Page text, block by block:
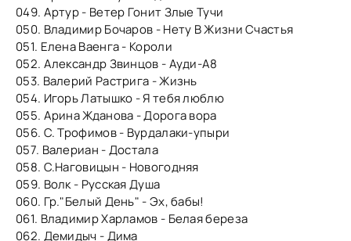
049. Артур - Ветер Гонит Злые Тучи
050. Владимир Бочаров - Нету В Жизни Счастья
051. Елена Ваенга - Короли
052. Александр Звинцов - Ауди-А8
053. Валерий Растрига - Жизнь
054. Игорь Латышко - Я тебя люблю
055. Арина Жданова - Дорога вора
056. С. Трофимов - Вурдалаки-упыри
057. Валериан - Достала
058. С.Наговицын - Новогодняя
059. Волк - Русская Душа
060. Гр."Белый День" - Эх, бабы!
061. Владимир Харламов - Белая береза
062. Демидыч - Дима